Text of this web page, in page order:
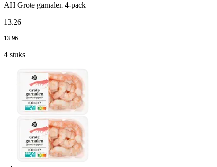
AH Grote garnalen 4-pack
13.26
13.96
4 stuks